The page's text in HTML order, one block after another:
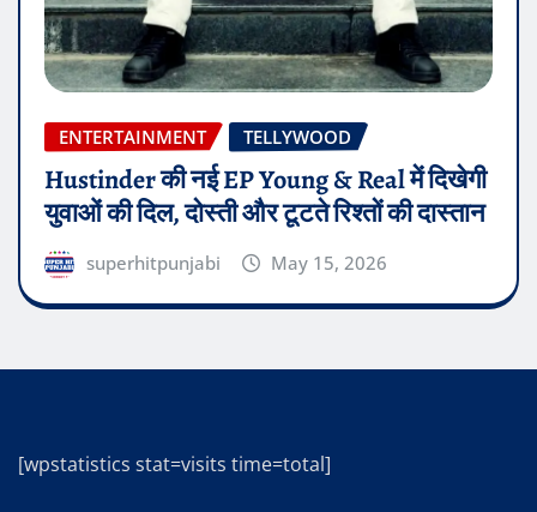
ENTERTAINMENT TELLYWOOD
Hustinder की नई EP Young & Real में दिखेगी
युवाओं की दिल, दोस्ती और टूटते रिश्तों की दास्तान
superhitpunjabi May 15, 2026
[wpstatistics stat=visits time=total]